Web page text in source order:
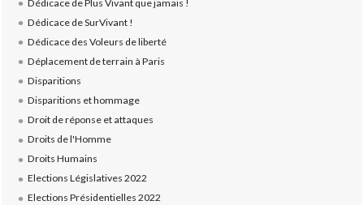
Dédicace de Plus Vivant que jamais !
Dédicace de SurVivant !
Dédicace des Voleurs de liberté
Déplacement de terrain à Paris
Disparitions
Disparitions et hommage
Droit de réponse et attaques
Droits de l'Homme
Droits Humains
Elections Législatives 2022
Elections Présidentielles 2022